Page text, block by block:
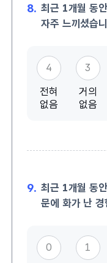
8. 최근 1개월 동
자주 느끼셨습
4
전혀
없음
3
거의
없음
9. 최근 1개월 동
문에 화가 난
0
1